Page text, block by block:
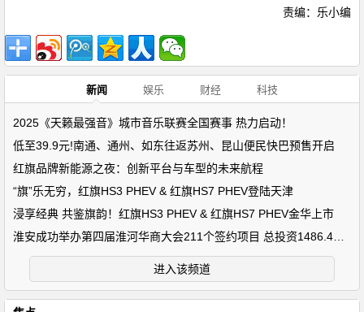
责编：乐小编
新闻 娱乐 财经 科技
2025《天籁最强音》城市音乐联赛全国赛事 热力启动！
低至39.9元!南通、通州、如东往返苏州、昆山便民快巴预售开启
红旗品牌新能源之夜：创新平台与车型的未来航程
“旗”乐无穷，红旗HS3 PHEV & 红旗HS7 PHEV登陆天津
浸享经典 共鉴旗韵！红旗HS3 PHEV & 红旗HS7 PHEV金华上市
进入该频道